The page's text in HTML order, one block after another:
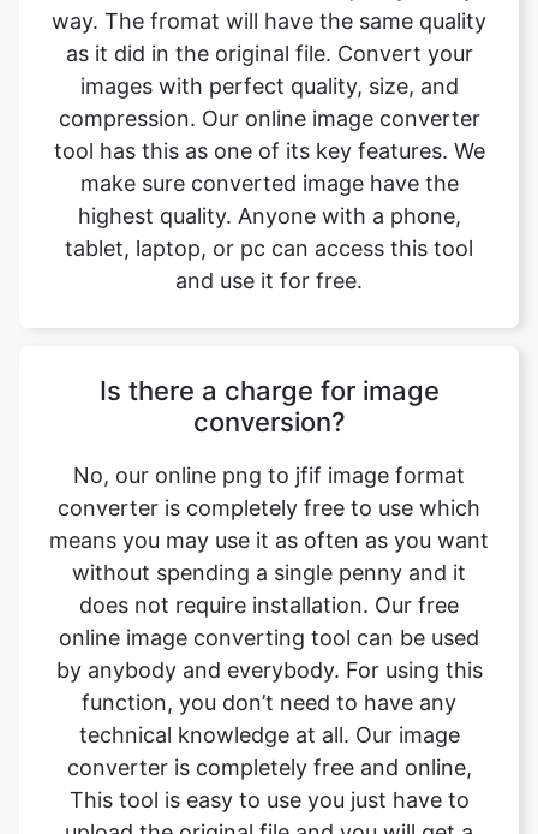
compression. Our online image converter
tool has this as one of its key features. We
make sure converted image have the
highest quality. Anyone with a phone,
tablet, laptop, or pc can access this tool
and use it for free.
Is there a charge for image
converter is completely free to use which
means you may use it as often as you want
without spending a single penny and it
does not require installation. Our free
online image converting tool can be used
by anybody and everybody. For using this
function, you don’t need to have any
technical knowledge at all. Our image
converter is completely free and online,
This tool is easy to use you just have to
upload the original file and you will get a
converted jfif image format file.